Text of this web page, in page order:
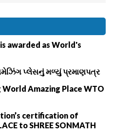
awarded as World's
અમેઝિંગ પ્લેસનું મળ્યું પ્રમાણપત્ર
Amazing Place WTO
certification of
to SHREE SONMATH